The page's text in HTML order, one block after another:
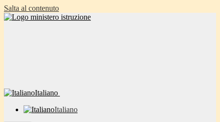
Salta al contenuto
Italiano
Italiano